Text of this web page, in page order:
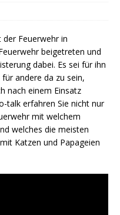
Feuerwehr in
beigetreten und
dabei. Es sei für ihn
andere da zu sein,
nach einem Einsatz
talk erfahren Sie nicht nur
mit welchem
welches die meisten
Katzen und Papageien